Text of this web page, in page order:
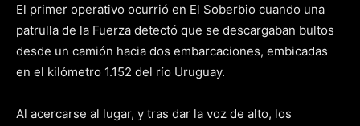
El primer operativo ocurrió en El Soberbio cuando una
patrulla de la Fuerza detectó que se descargaban bultos
desde un camión hacia dos embarcaciones, embicadas
en el kilómetro 1.152 del río Uruguay.
Al acercarse al lugar, y tras dar la voz de alto, los